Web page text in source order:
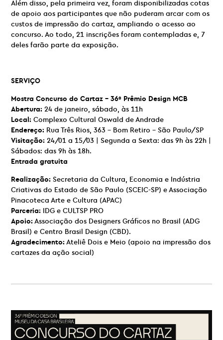
Além disso, pela primeira vez, foram disponibilizadas cotas
de apoio aos participantes que não puderam arcar com os
custos de impressão do cartaz, ampliando o acesso ao
concurso. Ao todo, 21 inscrições foram contempladas e, 7
deles farão parte da exposição.
SERVIÇO
Mostra Concurso do Cartaz – 36º Prêmio Design MCB
Abertura: 24 de janeiro, sábado, às 11h
Local: Complexo Cultural Oswald de Andrade
Endereço: Rua Três Rios, 363 – Bom Retiro – São Paulo/SP
Visitação: 24/01 a 15/03 | Segunda a Sexta: das 9h às 22h |
Sábados: das 9h às 18h.
Entrada gratuita
Realização: Secretaria da Cultura, Economia e Indústria
Criativas do Estado de São Paulo (SCEIC-SP) e Associação
Pinacoteca Arte e Cultura (APAC)
Parceria: IDG e CULTSP PRO
Apoio:Associação dos Designers Gráficos no Brasil (ADG
Brasil) e Centro Brasil Design (CBD).
Agradecimento:Ateliê Dois e Meio (apoio na impressão dos
cartazes da ação social)